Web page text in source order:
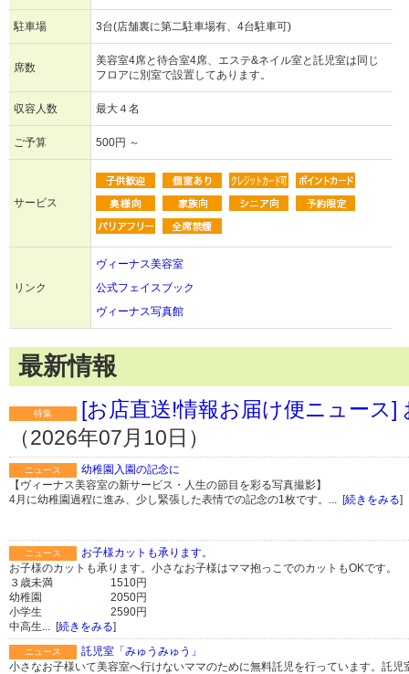
駐車場 3台(店舗裏に第二駐車場有、4台駐車可)
席数
美容室4席と待合室4席、エステ&ネイル室と託児室は同じ
フロアに別室で設置してあります。
収容人数 最大４名
ご予算 500円 ～
サービス
リンク
ヴィーナス美容室
公式フェイスブック
ヴィーナス写真館
最新情報
特集
[お店直送!情報お届け便ニュース
（2026年07月10日）
ニュース
幼稚園入園の記念に
【ヴィーナス美容室の新サービス・人生の節目を彩る写真撮影】
4月に幼稚園過程に進み、少し緊張した表情での記念の1枚です。... [続きをみる]
ニュース
お子様カットも承ります。
お子様のカットも承ります。小さなお子様はママ抱っこでのカットもOKです。
３歳未満 1510円
幼稚園 2050円
小学生 2590円
中高生... [続きをみる]
ニュース
託児室「みゅうみゅう」
小さなお子様いて美容室へ行けないママのために無料託児を行っています。託